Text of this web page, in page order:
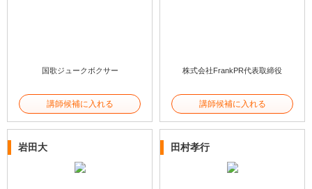
国歌ジュークボクサー
講師候補に入れる
株式会社FrankPR代表取締役
講師候補に入れる
岩田大 田村孝行